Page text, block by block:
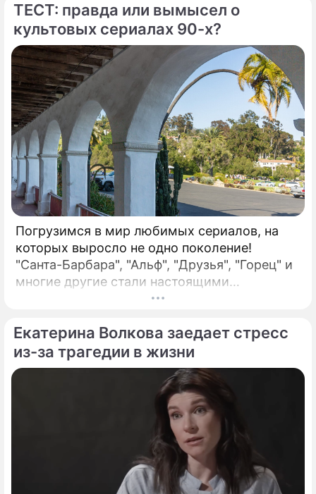
мысли, Света (Анна Банщикова) видит
будущее, а Оля (Валерия Астапова) –
мертвых. Способности превращают жизнь
девушек в ад, поэтому ведьмы решают
найти кого-то, кому можно передать эти
"подарки". "Это развлекательная,
аттракционная, комедийная история, –
объясняет режиссер Максим Зыков.
ТЕСТ: правда или вымысел о
культовых сериалах 90-х?
Погрузимся в мир любимых сериалов, на
которых выросло не одно поколение!
"Санта-Барбара", "Альф", "Друзья", "Горец" и
многие другие стали настоящими
символами эпохи. Насколько хорошо вы
Проверьте свои знания, определив, какие из
следующих утверждений являются правдой,
основанной на фактах из истории этих шоу, а
утверждения выберите: (а) Правда или (б)
Екатерина Волкова заедает стресс
из-за трагедии в жизни